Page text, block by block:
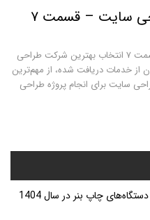
– قسمت ۷
طراحی سایت – قسمت ۷ انتخاب بهترین شرکت طراحی
دریافت شده، از مهم‌ترین
انجام پروژه طراحی
بنر در سال 1404